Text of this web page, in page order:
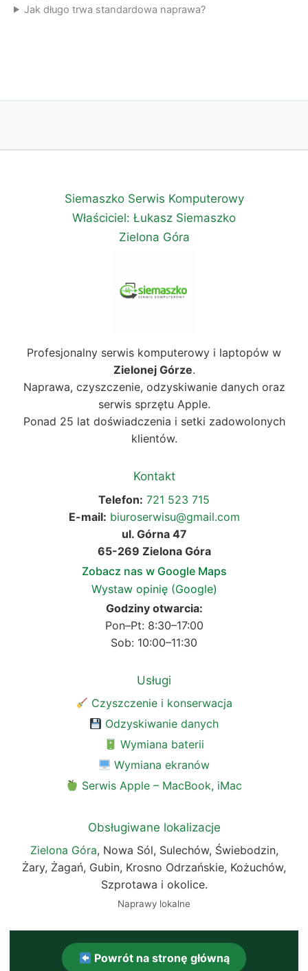
Jak długo trwa standardowa naprawa?
Siemaszko Serwis Komputerowy
Właściciel: Łukasz Siemaszko
Zielona Góra
Profesjonalny serwis komputerowy i laptopów w
Zielonej Górze.
Naprawa, czyszczenie, odzyskiwanie danych oraz
serwis sprzętu Apple.
Ponad 25 lat doświadczenia i setki zadowolonych
klientów.
Kontakt
Telefon: 721 523 715
E-mail: biuroserwisu@gmail.com
ul. Górna 47
65-269 Zielona Góra
Zobacz nas w Google Maps
Wystaw opinię (Google)
Godziny otwarcia:
Pon–Pt: 8:30–17:00
Sob: 10:00–11:30
Usługi
Czyszczenie i konserwacja
Odzyskiwanie danych
Wymiana baterii
Wymiana ekranów
Serwis Apple – MacBook, iMac
Obsługiwane lokalizacje
Zielona Góra, Nowa Sól, Sulechów, Świebodzin,
Żary, Żagań, Gubin, Krosno Odrzańskie, Kożuchów,
Szprotawa i okolice.
Naprawy lokalne
Powrót na stronę główną